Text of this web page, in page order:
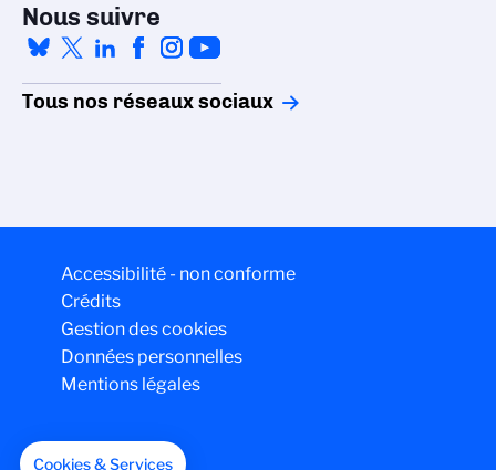
Nous suivre
Tous nos réseaux sociaux
Accessibilité - non conforme
Crédits
Gestion des cookies
Données personnelles
Mentions légales
Cookies & Services